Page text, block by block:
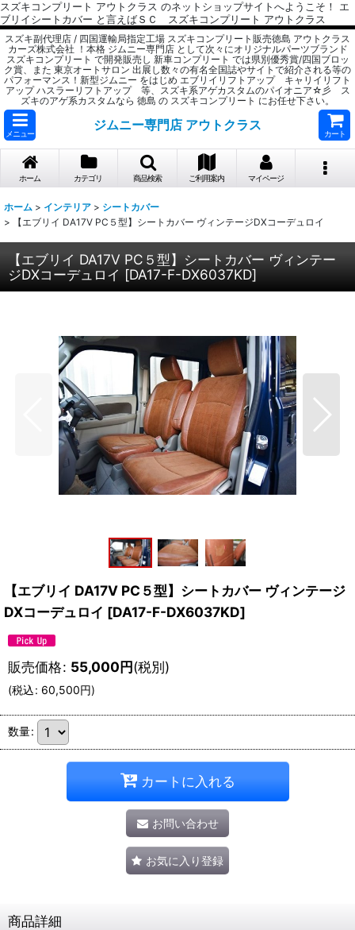
スズキコンプリート アウトクラス のネットショップサイトへようこそ！ エ
ブリイシートカバー と言えばＳＣ スズキコンプリート アウトクラス
スズキ副代理店 / 四国運輸局指定工場 スズキコンプリート販売徳島 アウトクラス
カーズ株式会社 ！本格 ジムニー専門店 として次々にオリジナルパーツブランド
スズキコンプリート で開発販売し 新車コンプリート では県別優秀賞/四国ブロッ
ク賞、また 東京オートサロン 出展し数々の有名全国誌やサイトで紹介される等の
パフォーマンス！新型ジムニー をはじめ エブリイリフトアップ キャリイリフト
アップ ハスラーリフトアップ 等、スズキ系アゲカスタムのパイオニア☆彡 ス
ズキのアゲ系カスタムなら 徳島 の スズキコンプリート にお任せ下さい。
メニュー
ジムニー専門店 アウトクラス
カート
ホーム カテゴリ 商品検索 ご利用案内 マイページ
ホーム > インテリア > シートカバー
>
【エブリイ DA17V PC５型】シートカバー ヴィンテージDXコーデュロイ
【エブリイ DA17V PC５型】シートカバー ヴィンテー
ジDXコーデュロイ [DA17-F-DX6037KD]
【エブリイ DA17V PC５型】シートカバー ヴィンテージ
DXコーデュロイ [DA17-F-DX6037KD]
販売価格: 55,000円(税別)
(税込: 60,500円)
数量:
カートに入れる
お問い合わせ
お気に入り登録
商品詳細